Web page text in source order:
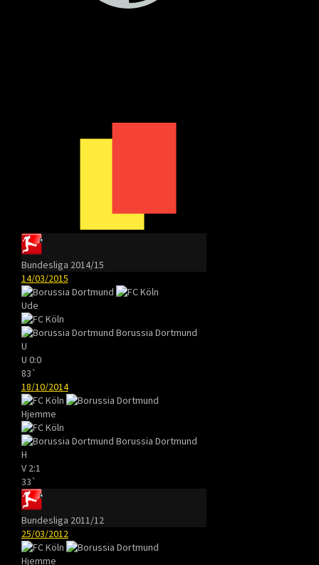
Bundesliga 2014/15
14/03/2015
Ude
Borussia Dortmund
U
U 0:0
83`
18/10/2014
Hjemme
Borussia Dortmund
H
V 2:1
33`
Bundesliga 2011/12
25/03/2012
Hjemme